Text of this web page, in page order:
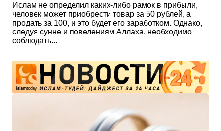
Ислам не определил каких-либо рамок в прибыли,
человек может приобрести товар за 50 рублей, а
продать за 100, и это будет его заработком. Однако,
следуя сунне и повелениям Аллаха, необходимо
соблюдать...